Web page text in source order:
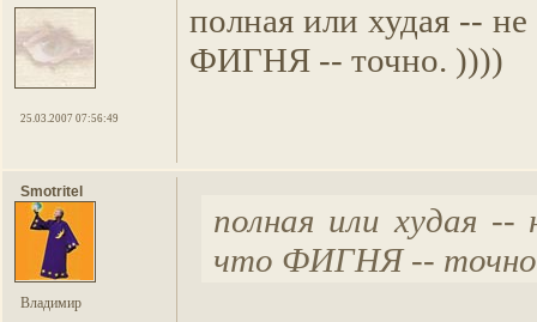
25.03.2007 07:56:49
полная или худая --
ФИГНЯ -- точно. ))))
Smotritel
Владимир
полная или худая
что ФИГНЯ --